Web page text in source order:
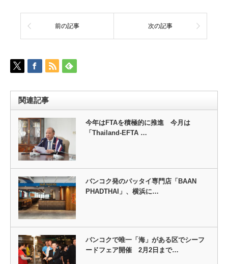
前の記事 次の記事
関連記事
今年はFTAを積極的に推進 今月は
「Thailand-EFTA …
バンコク発のパッタイ専門店「BAAN
PHADTHAI」、横浜に…
バンコクで唯一「海」がある区でシーフ
ードフェア開催 2月2日まで…